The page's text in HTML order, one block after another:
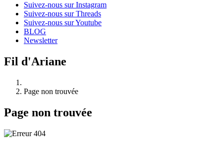
Suivez-nous sur Instagram
Suivez-nous sur Threads
Suivez-nous sur Youtube
BLOG
Newsletter
Fil d'Ariane
Page non trouvée
Page non trouvée